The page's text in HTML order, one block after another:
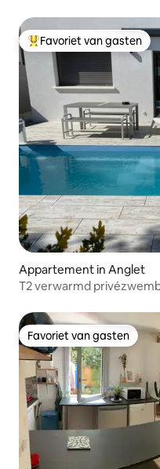
Topfavoriet van gasten
Favoriet van gasten
Appartement in Anglet
T2 verwarmd
Favoriet van gasten
Favoriet van gasten